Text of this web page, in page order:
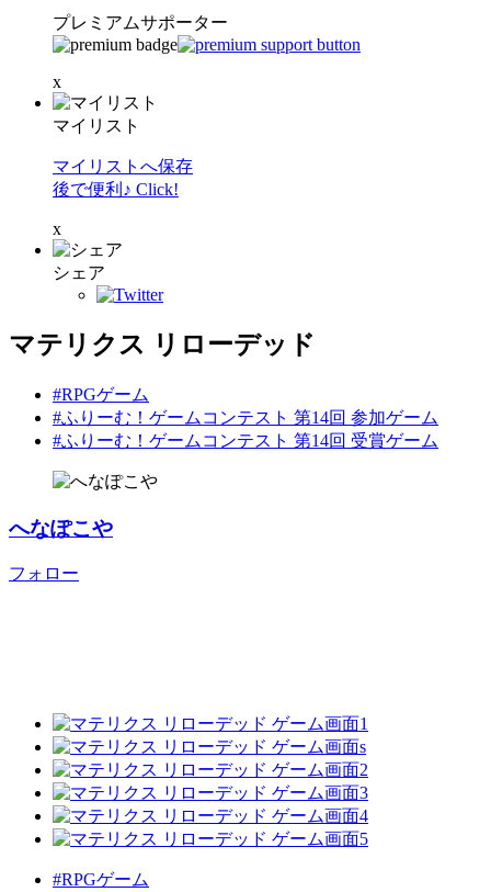
プレミアムサポーター
x
マイリスト
マイリストへ保存
後で便利♪ Click!
x
シェア
マテリクス リローデッド
#RPGゲーム
#ふりーむ！ゲームコンテスト 第14回 参加ゲーム
#ふりーむ！ゲームコンテスト 第14回 受賞ゲーム
へなぽこや
フォロー
#RPGゲーム